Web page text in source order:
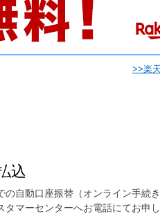
>>楽
込
自動口座振替（オンライン手続
マーセンターへお電話にてお申し